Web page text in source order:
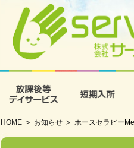
HOME お知らせ ホースセラピー